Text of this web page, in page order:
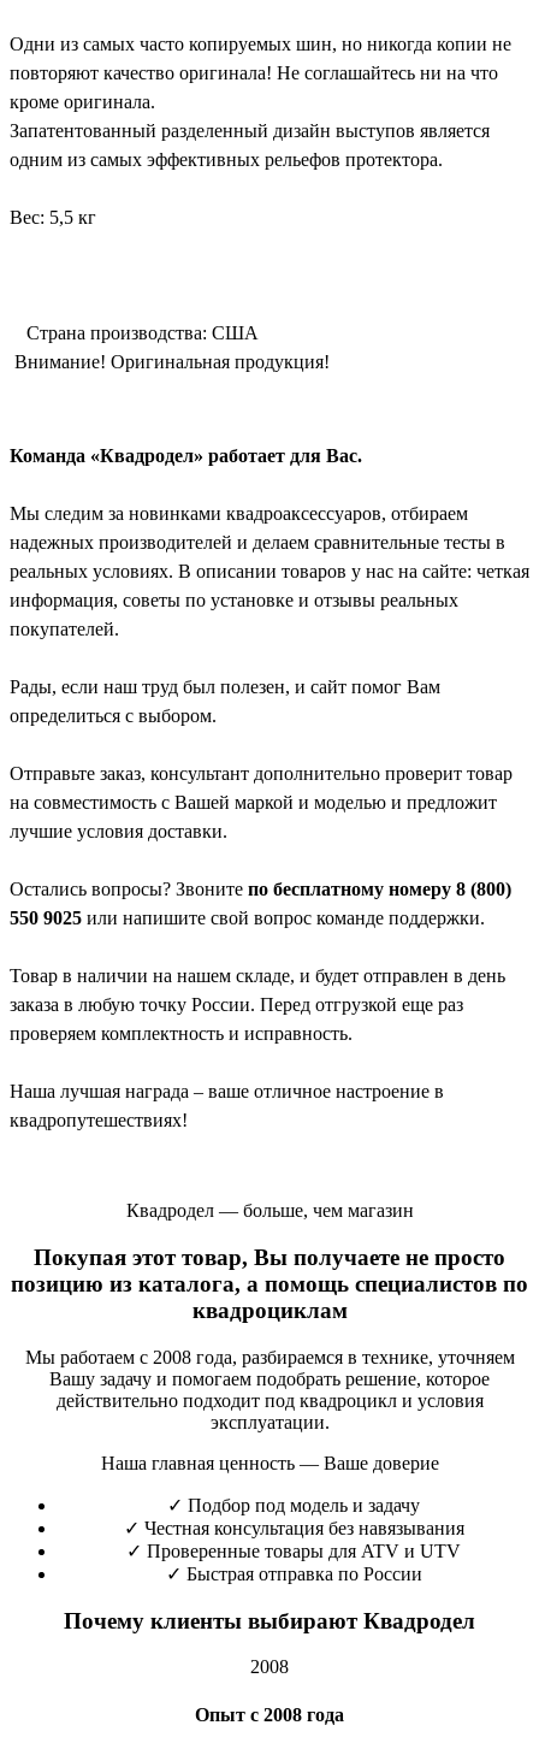
Одни из самых часто копируемых шин, но никогда копии не
повторяют качество оригинала! Не соглашайтесь ни на что
кроме оригинала.
Запатентованный разделенный дизайн выступов является
одним из самых эффективных рельефов протектора.
Вес: 5,5 кг
Страна производства: CША
Внимание! Оригинальная продукция!
Команда «Квадродел» работает для Вас.
Мы следим за новинками квадроаксессуаров, отбираем
надежных производителей и делаем сравнительные тесты в
реальных условиях. В описании товаров у нас на сайте: четкая
информация, советы по установке и отзывы реальных
покупателей.
Рады, если наш труд был полезен, и сайт помог Вам
определиться с выбором.
Отправьте заказ, консультант дополнительно проверит товар
на совместимость с Вашей маркой и моделью и предложит
лучшие условия доставки.
Остались вопросы? Звоните по бесплатному номеру 8 (800)
550 9025 или напишите свой вопрос команде поддержки.
Товар в наличии на нашем складе, и будет отправлен в день
заказа в любую точку России. Перед отгрузкой еще раз
проверяем комплектность и исправность.
Наша лучшая награда – ваше отличное настроение в
квадропутешествиях!
Квадродел — больше, чем магазин
Покупая этот товар, Вы получаете не просто
позицию из каталога, а помощь специалистов по
квадроциклам
Мы работаем с 2008 года, разбираемся в технике, уточняем
Вашу задачу и помогаем подобрать решение, которое
действительно подходит под квадроцикл и условия
эксплуатации.
Наша главная ценность — Ваше доверие
✓ Подбор под модель и задачу
✓ Честная консультация без навязывания
✓ Проверенные товары для ATV и UTV
✓ Быстрая отправка по России
Почему клиенты выбирают Квадродел
2008
Опыт с 2008 года